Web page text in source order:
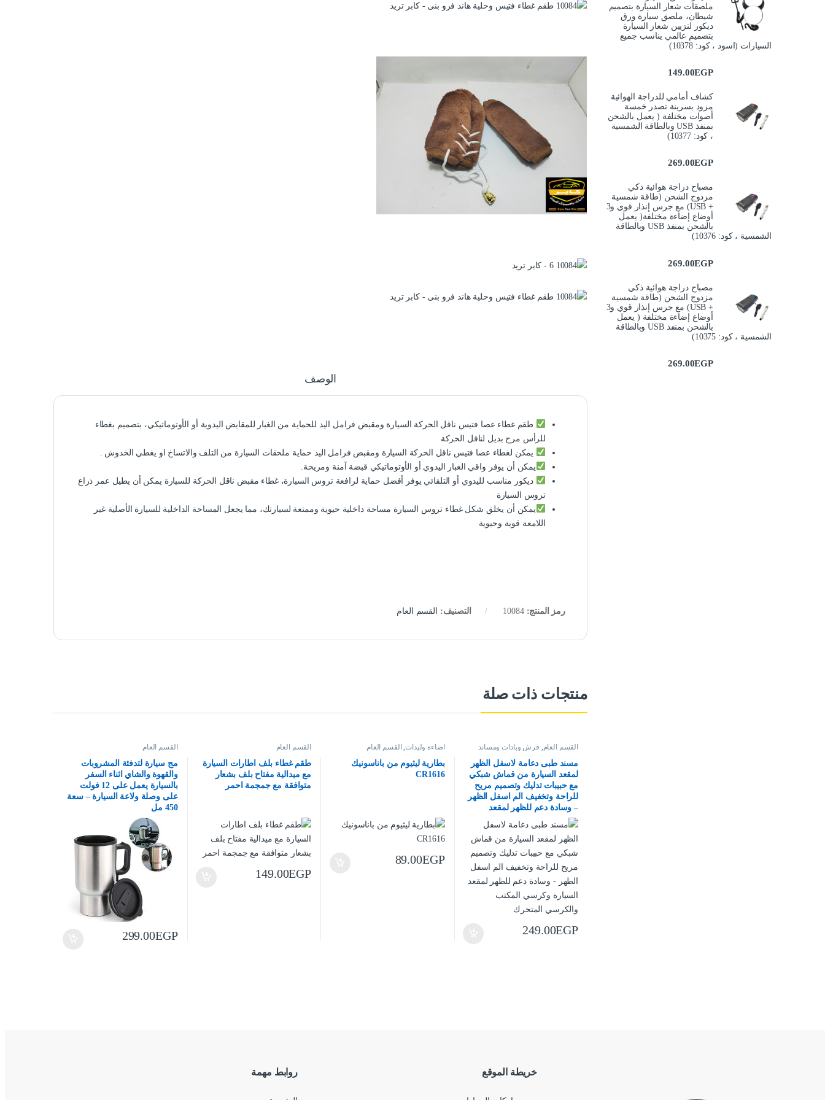
الوصف
طقم غطاء عصا فتيس ناقل الحركة السيارة ومقبض فرامل اليد للحماية من الغبار للمقابض اليدوية أو الأوتوماتيكي، بتصميم بغطاء
للرأس مرح بديل لناقل الحركة
يمكن لغطاء عصا فتيس ناقل الحركة السيارة ومقبض فرامل اليد حماية ملحقات السيارة من التلف والاتساخ او يغطي الخدوش .
يمكن أن يوفر واقي الغبار اليدوي أو الأوتوماتيكي قبضة آمنة ومريحة.
ديكور مناسب لليدوي أو التلقائي يوفر أفضل حماية لرافعة تروس السيارة، غطاء مقبض ناقل الحركة للسيارة يمكن أن يطيل عمر ذراع
تروس السيارة
يمكن أن يخلق شكل غطاء تروس السيارة مساحة داخلية حيوية وممتعة لسيارتك، مما يجعل المساحة الداخلية للسيارة الأصلية غير
اللامعة قوية وحيوية
رمز المنتج:10084 التصنيف: القسم العام
منتجات ذات صلة
القسم العام, فرش وبادات ومساند
مسند طبى دعامة لاسفل الظهر
لمقعد السيارة من قماش شبكي
مع حبيبات تدليك وتصميم مريح
للراحة وتخفيف الم اسفل الظهر
– وسادة دعم للظهر لمقعد
السيارة وكرسي المكتب
والكرسي المتحرك
249.00EGP
اضاءة وليدات,القسم العام
بطارية ليثيوم من باناسونيك
CR1616
89.00EGP
القسم العام
طقم غطاء بلف اطارات السيارة
مع ميدالية مفتاح بلف بشعار
متوافقة مع جمجمة احمر
149.00EGP
القسم العام
مج سيارة لتدفئة المشروبات
والقهوة والشاي اثناء السفر
بالسيارة يعمل على 12 فولت
على وصلة ولاعة السيارة – سعة
450 مل
299.00EGP
ملصقات شعار السيارة بتصميم
شيطان، ملصق سيارة ورق
ديكور لتزيين شعار السيارة
بتصميم عالمي يناسب جميع
السيارات (اسود ، كود: 10378)
149.00EGP
كشاف أمامي للدراجة الهوائية
مزود بسرينة تصدر خمسة
أصوات مختلفة ( يعمل بالشحن
بمنفذ USB وبالطاقة الشمسية
، كود: 10377)
269.00EGP
مصباح دراجة هوائية ذكي
مزدوج الشحن (طاقة شمسية
+ USB) مع جرس إنذار قوي و3
أوضاع إضاءة مختلفة( يعمل
بالشحن بمنفذ USB وبالطاقة
الشمسية ، كود: 10376)
269.00EGP
مصباح دراجة هوائية ذكي
مزدوج الشحن (طاقة شمسية
+ USB) مع جرس إنذار قوي و3
أوضاع إضاءة مختلفة ( يعمل
بالشحن بمنفذ USB وبالطاقة
الشمسية ، كود: 10375)
269.00EGP
خريطة الموقع روابط مهمة